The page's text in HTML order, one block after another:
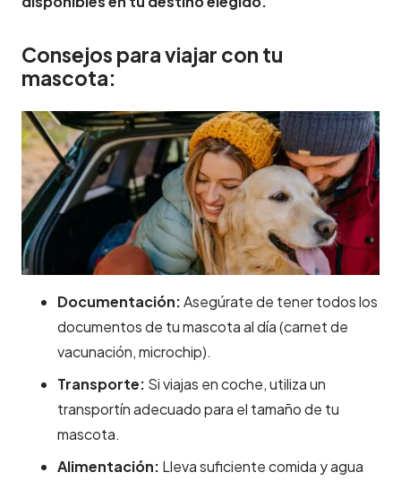
Consejos para viajar con tu
mascota:
Documentación:Asegúrate de tener todos los
documentos de tu mascota al día (carnet de
vacunación, microchip).
Transporte: Si viajas en coche, utiliza un
transportín adecuado para el tamaño de tu
mascota.
Alimentación: Lleva suficiente comida y agua